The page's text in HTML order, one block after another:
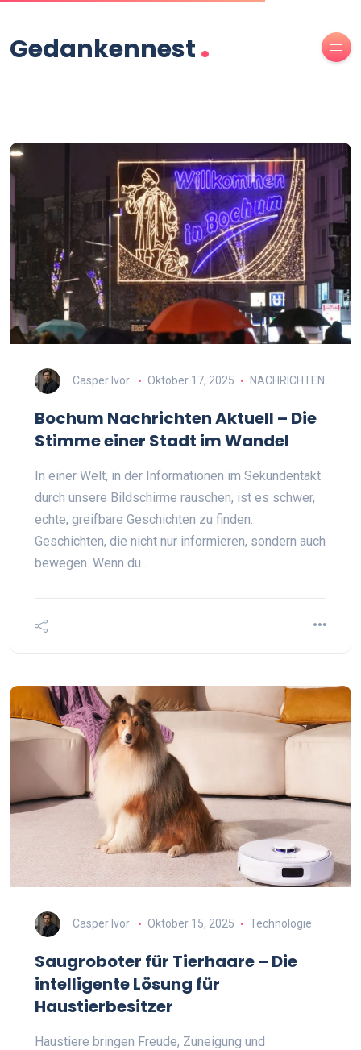
Gedankennest.
Casper Ivor Oktober 17, 2025 NACHRICHTEN
Bochum Nachrichten Aktuell – Die
Stimme einer Stadt im Wandel
In einer Welt, in der Informationen im Sekundentakt
durch unsere Bildschirme rauschen, ist es schwer,
echte, greifbare Geschichten zu finden.
Geschichten, die nicht nur informieren, sondern auch
bewegen. Wenn du…
Casper Ivor Oktober 15, 2025 Technologie
Saugroboter für Tierhaare – Die
intelligente Lösung für
Haustierbesitzer
Haustiere bringen Freude, Zuneigung und